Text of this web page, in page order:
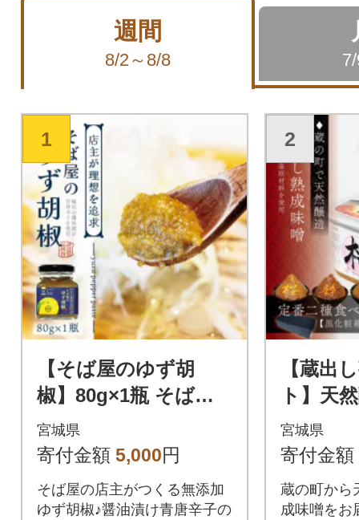
週間
8/2～8/8
1
【そば屋のゆず胡
椒】80g×1瓶 そば屋
でリピーターが続出
する秘伝の柚子胡椒
宮城県
寄付金額 5,000円
そば屋の店主がつくる無添加
ゆず胡椒♪醤油漬け青唐辛子の
2
【蔵出
ト】天
『桜×2
g詰合せ
宮城県
寄付金額
蔵の町から
成味噌をお